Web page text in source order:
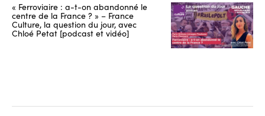
« Ferroviaire : a-t-on abandonné le
centre de la France ? » – France
Culture, la question du jour, avec
Chloé Petat [podcast et vidéo]